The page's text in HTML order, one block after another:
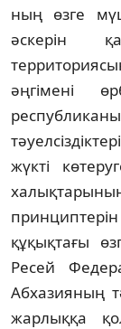
ның өзге
әскерiн
әңгiменi
жүктi
құқықтағы
Ресей
Абхазияның
жарлыққа